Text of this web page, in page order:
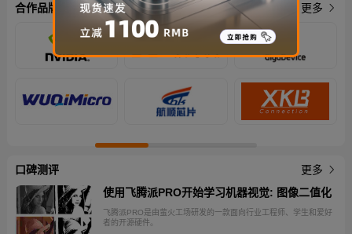
合作品牌 更多
口碑测评
更多
使用飞腾派PRO开始学习机器视觉: 图像二值化
飞腾派PRO是由萤火工场研发的一款面向行业工程师、学生和爱好
者的开源硬件。